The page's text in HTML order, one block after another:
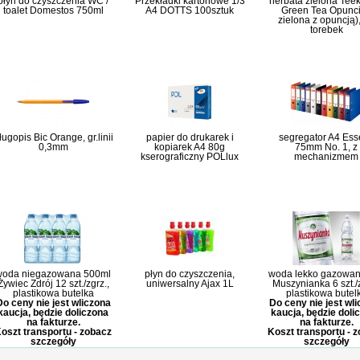
toalet Domestos 750ml
A4 DOTTS 100sztuk
Green Tea
zielona z
torebek
Bic Orange, gr.linii
0,3mm
papier do drukarek i
kopiarek A4 80g
kserograficzny POLlux
segregator A4
75mm No. 1, z
mechanizmem
niegazowana 500ml
Zdrój 12 szt./zgrz.,
plastikowa butelka
ceny nie jest wliczona
będzie doliczona
na fakturze.
transportu - zobacz
szczegóły
płyn do czyszczenia,
uniwersalny Ajax 1L
woda lekko
Muszynianka 6 szt./
plastikowa
Do ceny nie jest
kaucja, będzie
na fakturze.
Koszt transportu -
szczegóły